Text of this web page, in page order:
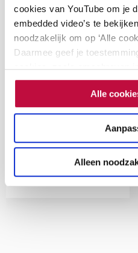
cookies van YouTube om je
embedded video’s te
noodzakelijk om op ‘Alle
Daarmee geef je
cookies, zoals omschreven
cookieverklaring. Als je niet
kun je geen video's bekijken.
Alle
Alleen
Checklist voor een
veilige Paarse Vrijdag
po-vo-mbo
Meer informatie